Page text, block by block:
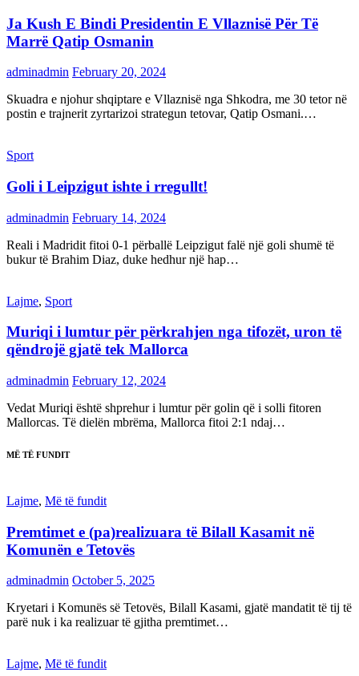
Ja Kush E Bindi Presidentin E Vllaznisë Për Të
Marrë Qatip Osmanin
adminadmin February 20, 2024
Skuadra e njohur shqiptare e Vllaznisë nga Shkodra, me 30 tetor në
postin e trajnerit zyrtarizoi strategun tetovar, Qatip Osmani.…
Sport
Goli i Leipzigut ishte i rregullt!
adminadmin February 14, 2024
Reali i Madridit fitoi 0-1 përballë Leipzigut falë një goli shumë të
bukur të Brahim Diaz, duke hedhur një hap…
Lajme, Sport
Muriqi i lumtur për përkrahjen nga tifozët, uron të
qëndrojë gjatë tek Mallorca
adminadmin February 12, 2024
Vedat Muriqi është shprehur i lumtur për golin që i solli fitoren
Mallorcas. Të dielën mbrëma, Mallorca fitoi 2:1 ndaj…
MË TË FUNDIT
Lajme, Më të fundit
Premtimet e (pa)realizuara të Bilall Kasamit në
Komunën e Tetovës
adminadmin October 5, 2025
Kryetari i Komunës së Tetovës, Bilall Kasami, gjatë mandatit të tij të
parë nuk i ka realizuar të gjitha premtimet…
Lajme, Më të fundit